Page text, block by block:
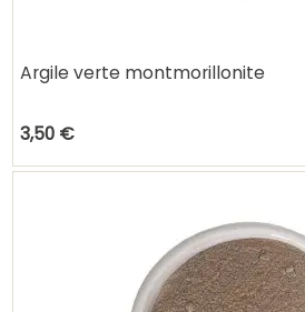
Argile verte montmorillonite
3,50 €